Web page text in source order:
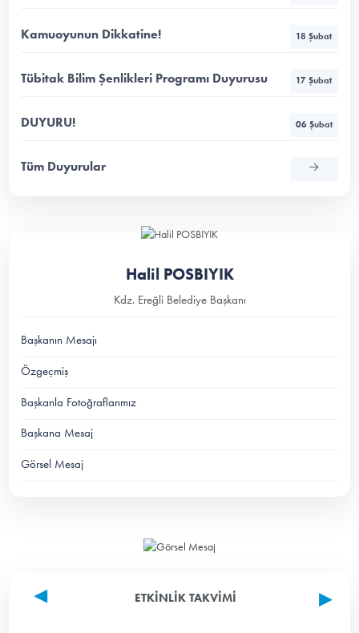
Kamuoyunun Dikkatine! 18 Şubat
Tübitak Bilim Şenlikleri Programı Duyurusu 17 Şubat
DUYURU! 06 Şubat
Tüm Duyurular
Halil POSBIYIK
Kdz. Ereğli Belediye Başkanı
Başkanın Mesajı
Özgeçmiş
Başkanla Fotoğraflarımız
Başkana Mesaj
Görsel Mesaj
ETKINLIK TAKVIMI